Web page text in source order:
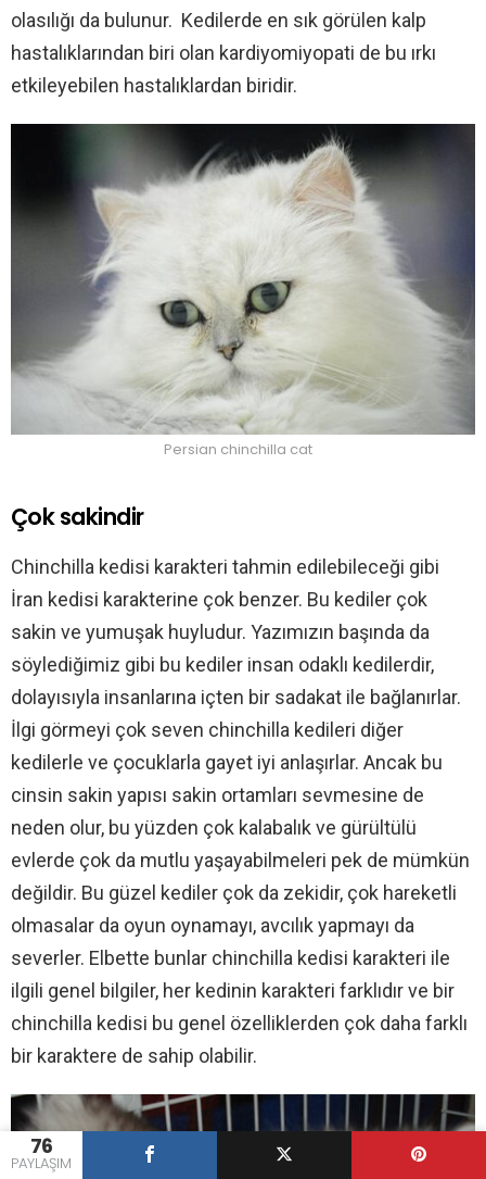
76
PAYLAŞIM
olasılığı da bulunur. Kedilerde en sık görülen kalp
hastalıklarından biri olan kardiyomiyopati de bu ırkı
etkileyebilen hastalıklardan biridir.
Persian chinchilla cat
Çok sakindir
Chinchilla kedisi karakteri tahmin edilebileceği gibi
İran kedisi karakterine çok benzer. Bu kediler çok
sakin ve yumuşak huyludur. Yazımızın başında da
söylediğimiz gibi bu kediler insan odaklı kedilerdir,
dolayısıyla insanlarına içten bir sadakat ile bağlanırlar.
İlgi görmeyi çok seven chinchilla kedileri diğer
kedilerle ve çocuklarla gayet iyi anlaşırlar. Ancak bu
cinsin sakin yapısı sakin ortamları sevmesine de
neden olur, bu yüzden çok kalabalık ve gürültülü
evlerde çok da mutlu yaşayabilmeleri pek de mümkün
değildir. Bu güzel kediler çok da zekidir, çok hareketli
olmasalar da oyun oynamayı, avcılık yapmayı da
severler. Elbette bunlar chinchilla kedisi karakteri ile
ilgili genel bilgiler, her kedinin karakteri farklıdır ve bir
chinchilla kedisi bu genel özelliklerden çok daha farklı
bir karaktere de sahip olabilir.